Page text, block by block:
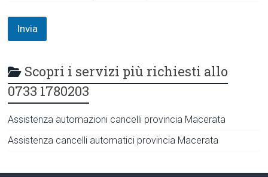
Invia
Scopri i servizi più richiesti allo
0733 1780203
Assistenza automazioni cancelli provincia Macerata
Assistenza cancelli automatici provincia Macerata